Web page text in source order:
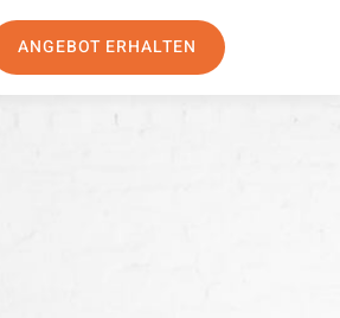
ANGEBOT ERHALTEN